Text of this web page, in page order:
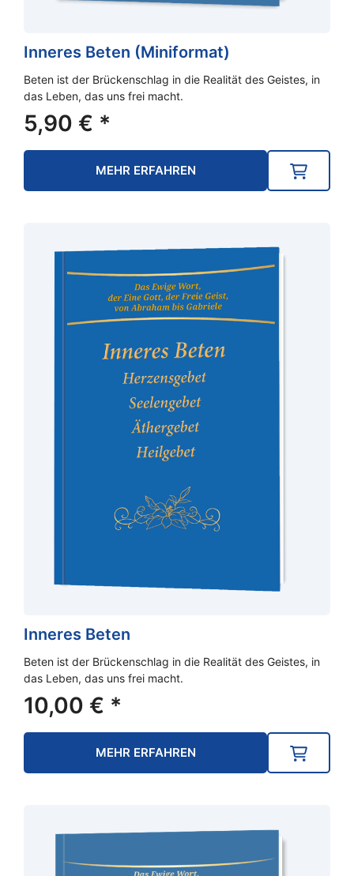
Inneres Beten (Miniformat)
Beten ist der Brückenschlag in die Realität des Geistes, in
das Leben, das uns frei macht.
5,90 € *
MEHR ERFAHREN
Inneres Beten
Beten ist der Brückenschlag in die Realität des Geistes, in
das Leben, das uns frei macht.
10,00 € *
MEHR ERFAHREN